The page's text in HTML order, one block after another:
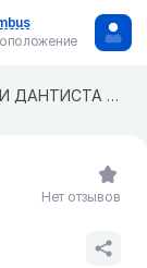
Стоматология "ТРИ ДАНТИСТА ПЛЮС"
Нет отзывов